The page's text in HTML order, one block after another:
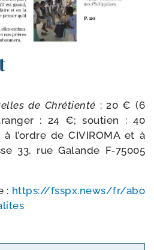
de Chrétienté : 20 € (6
: 24 €; sou­tien : 40
l’ordre de CIVIROMA et à
33, rue Galande F‑75005
: https://​fsspx​.news/​f​r​/​a​b​o​